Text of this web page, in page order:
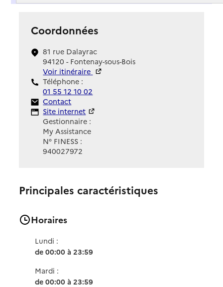
Coordonnées
81 rue Dalayrac
94120 - Fontenay-sous-Bois
Voir itinéraire
Téléphone :
01 55 12 10 02
Contact
Contact
Site Internet
Site internet
Gestionnaire :
My Assistance
N° FINESS :
940027972
Principales caractéristiques
Horaires
Lundi :
de 00:00 à 23:59
Mardi :
de 00:00 à 23:59